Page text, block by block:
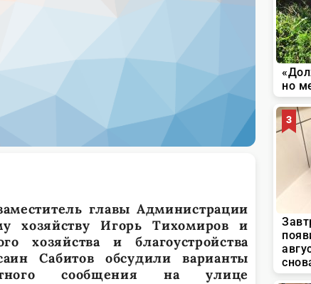
главы Администрации
хозяйству Игорь Тихомиров и
хозяйства и благоустройства
Сабитов обсудили варианты
сообщения на улице